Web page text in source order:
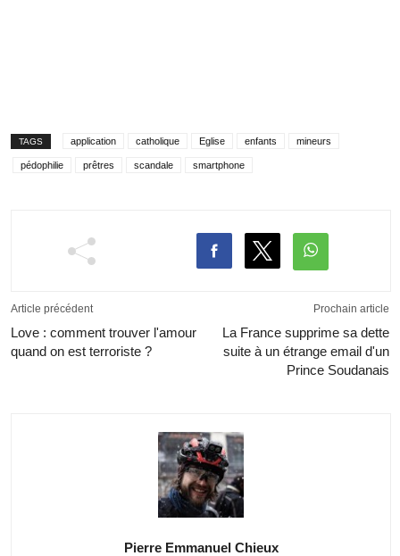
TAGS application catholique Eglise enfants mineurs
pédophilie prêtres scandale smartphone
Article précédent
Love : comment trouver l'amour
quand on est terroriste ?
Prochain article
La France supprime sa dette
suite à un étrange email d'un
Prince Soudanais
Pierre Emmanuel Chieux